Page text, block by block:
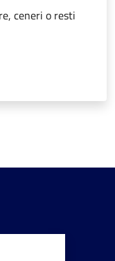
ceneri o resti